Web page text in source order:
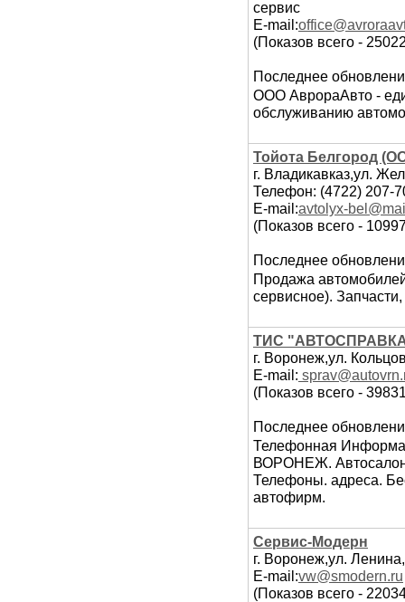
сервис
E-mail:
(Показов всего -
Последнее
ООО АврораАвто -
обслуживанию
Тойота Белгород
г. Владикавказ,ул.
Телефон: (4722) 207-
E-mail:avtolyx-
(Показов всего -
Последнее
Продажа
сервисное).
ТИС
г. Воронеж,ул.
E-mail:
(Показов всего -
Последнее
Телефонная
ВОРОНЕЖ.
Телефоны. адреса.
автофирм.
Сервис-Модерн
г. Воронеж,ул.
E-mail:vw@smodern.ru
(Показов всего -